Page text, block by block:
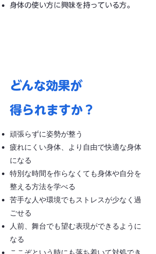
身体の使い方に興味を持っている方。
どんな効果が
得られますか？
​頑張らずに姿勢が整う
疲れにくい身体、より自由で快適な身体
になる
​特別な時間を作らなくても身体や自分を
整える方法を学べる
苦手な人や環境でもストレスが少なく過
ごせる
人前、舞台でも望む表現ができるように
なる
ここぞという時にも落ち着いて対処でき